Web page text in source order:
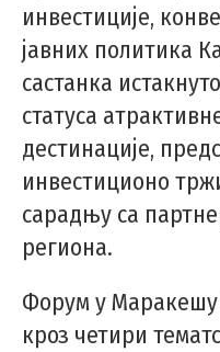
инвестиције,
јавних политика
састанка
статуса
дестинације,
инвестиционо
сарадњу са
региона.
Форум у Маракешу
кроз четири